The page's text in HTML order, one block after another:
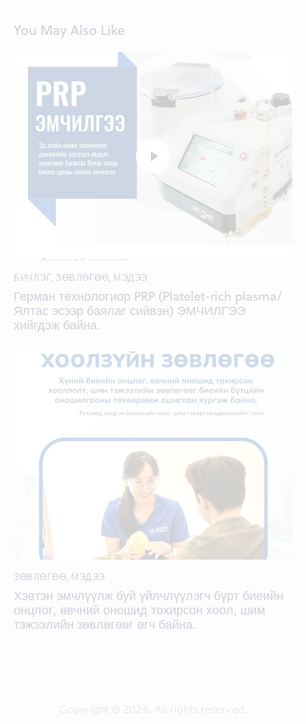
You May Also Like
БИЧЛЭГ, ЗӨВЛӨГӨӨ, МЭДЭЭ
Герман технологиор PRP (Platelet-rich plasma/
Ялтас эсээр баялаг сийвэн) ЭМЧИЛГЭЭ
хийгдэж байна.
ЗӨВЛӨГӨӨ, МЭДЭЭ
Хэвтэн эмчлүүлж буй үйлчлүүлэгч бүрт биеийн
онцлог, өвчний оношид тохирсон хоол, шим
тэжээлийн зөвлөгөөг өгч байна.
Copyright © 2026. All rights reserved.